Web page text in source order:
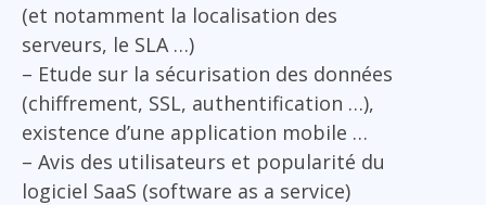
(et notamment la localisation des
serveurs, le SLA …)
– Etude sur la sécurisation des données
(chiffrement, SSL, authentification …),
existence d’une application mobile …
– Avis des utilisateurs et popularité du
logiciel SaaS (software as a service)